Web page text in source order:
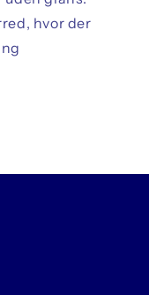
hvor der